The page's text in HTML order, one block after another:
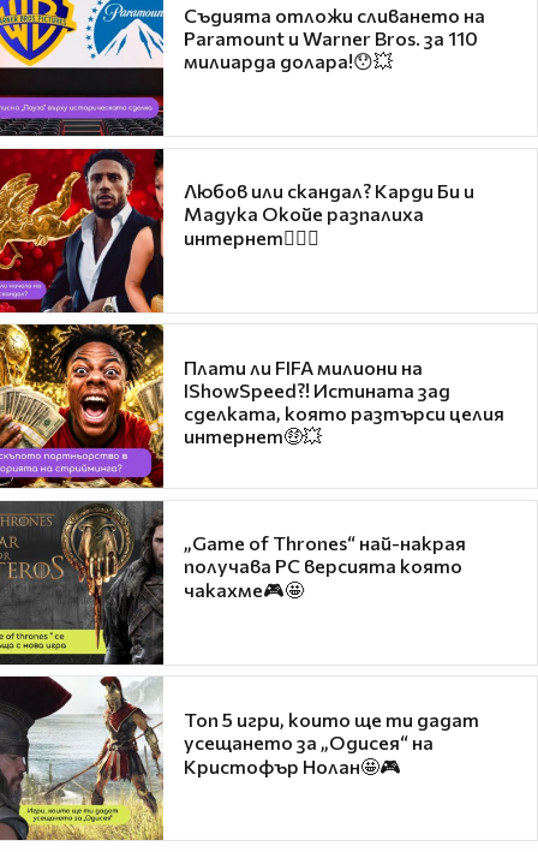
Съдията отложи сливането на
Paramount и Warner Bros. за 110
милиарда долара!😯💥
Любов или скандал? Карди Би и
Мадука Окойе разпалиха
интернет❤️‍🔥🔥
Плати ли FIFA милиони на
IShowSpeed?! Истината зад
сделката, която разтърси целия
интернет🤑💥
„Game of Thrones“ най-накрая
получава PC версията която
чакахме🎮🤩
Топ 5 игри, които ще ти дадат
усещането за „Одисея“ на
Кристофър Нолан🤩🎮